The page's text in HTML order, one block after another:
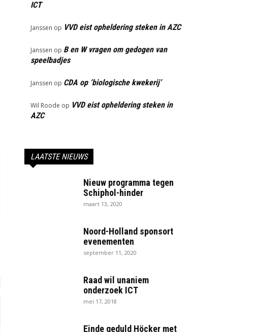
ICT
Janssen op VVD eist opheldering steken in AZC
Janssen op B en W vragen om gedogen van
speelbadjes
Janssen op CDA op ‘biologische kwekerij’
Wil Roode op VVD eist opheldering steken in
AZC
LAATSTE NIEUWS
Nieuw programma tegen
Schiphol-hinder
maart 13, 2020
Noord-Holland sponsort
evenementen
september 11, 2020
Raad wil unaniem
onderzoek ICT
mei 17, 2018
Einde geduld Höcker met